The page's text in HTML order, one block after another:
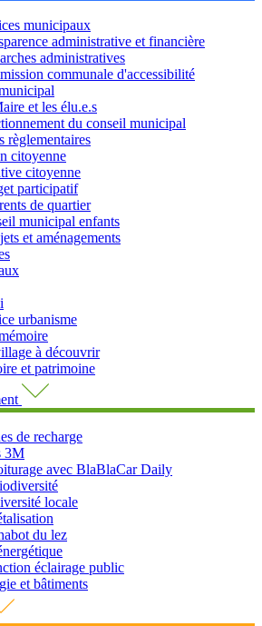
municipaux
administrative et financière
administratives
communale d'accessibilité
et les élu.e.s
du conseil municipal
règlementaires
citoyenne
citoyenne
participatif
de quartier
municipal enfants
et aménagements
urbanisme
à découvrir
et patrimoine
de recharge
3M
avec BlaBlaCar Daily
locale
du lez
éclairage public
et bâtiments